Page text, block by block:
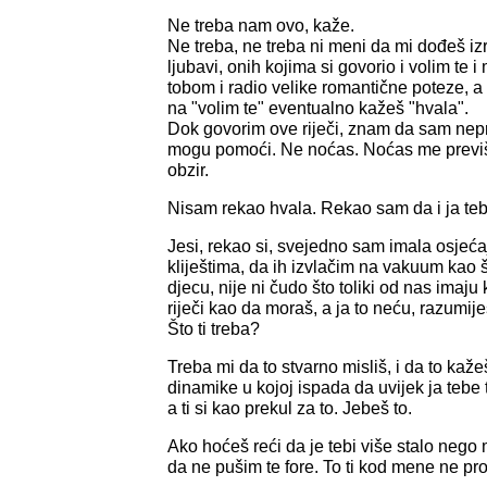
Ne treba nam ovo, kaže.
Ne treba, ne treba ni meni da mi dođeš
ljubavi, onih kojima si govorio i volim te i
tobom i radio velike romantične poteze,
na "volim te" eventualno kažeš "hvala".
Dok govorim ove riječi, znam da sam
mogu pomoći. Ne noćas. Noćas me
obzir.
Nisam rekao hvala. Rekao sam da i ja
Jesi, rekao si, svejedno sam imala
kliještima, da ih izvlačim na vakuum kao
djecu, nije ni čudo što toliki od nas imaju
riječi kao da moraš, a ja to neću,
Što ti treba?
Treba mi da to stvarno misliš, i da to
dinamike u kojoj ispada da uvijek ja tebe
a ti si kao prekul za to. Jebeš to.
Ako hoćeš reći da je tebi više stalo nego
da ne pušim te fore. To ti kod mene ne